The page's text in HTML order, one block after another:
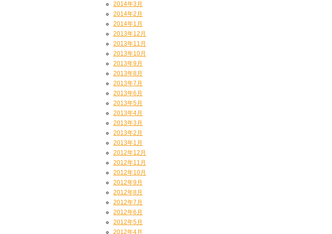
2014年3月
2014年2月
2014年1月
2013年12月
2013年11月
2013年10月
2013年9月
2013年8月
2013年7月
2013年6月
2013年5月
2013年4月
2013年3月
2013年2月
2013年1月
2012年12月
2012年11月
2012年10月
2012年9月
2012年8月
2012年7月
2012年6月
2012年5月
2012年4月